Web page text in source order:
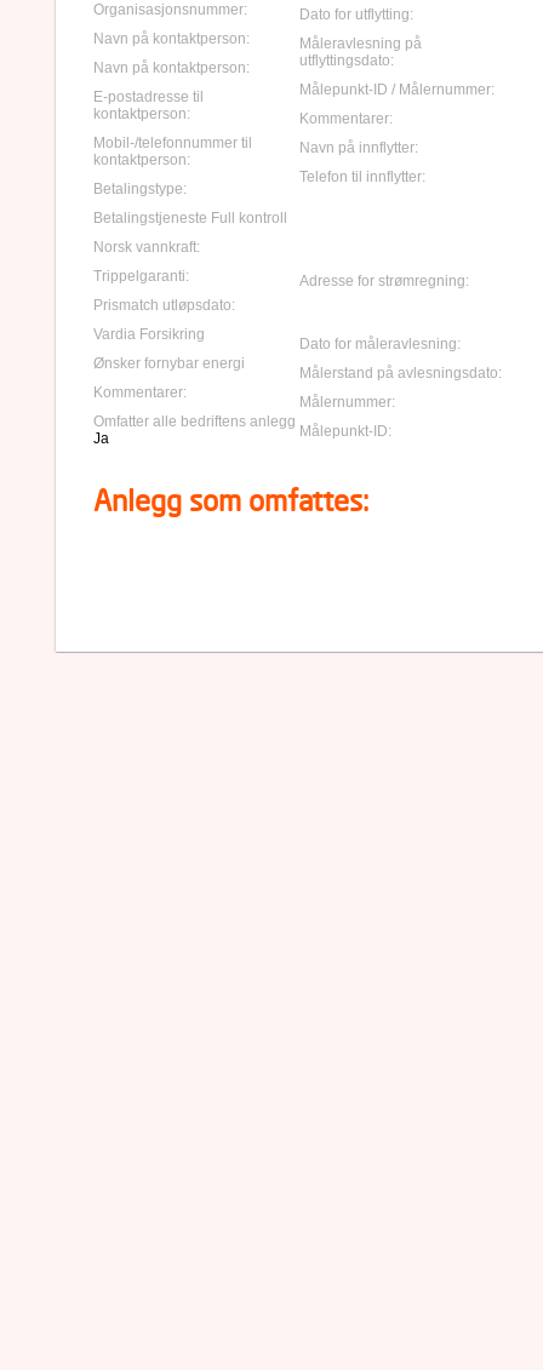
Organisasjonsnummer:
Navn på kontaktperson:
Navn på kontaktperson:
E-postadresse til
kontaktperson:
Mobil-/telefonnummer til
kontaktperson:
Betalingstype:
Betalingstjeneste Full kontroll
Norsk vannkraft:
Trippelgaranti:
Prismatch utløpsdato:
Vardia Forsikring
Ønsker fornybar energi
Kommentarer:
Omfatter alle bedriftens anlegg
Ja
Dato for utflytting:
Måleravlesning på
utflyttingsdato:
Målepunkt-ID / Målernummer:
Kommentarer:
Navn på innflytter:
Telefon til innflytter:
Adresse for strømregning:
Dato for måleravlesning:
Målerstand på avlesningsdato:
Målernummer:
Målepunkt-ID:
Anlegg som omfattes: